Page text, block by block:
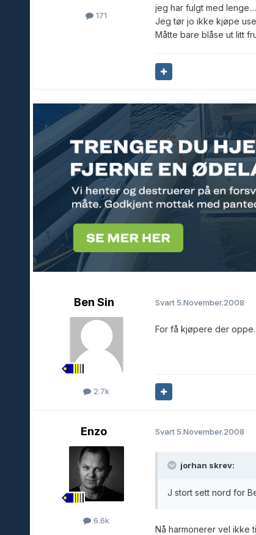
171
jeg har fulgt med
Jeg tør jo ikke kjøpe
Måtte bare blåse ut litt
Ben Sin
2.7k
Svart 5.November.2008
For få kjøpere der oppe.
Enzo
6.6k
Svart 5.November.2008
jorhan skrev:
J stort sett nord for
Nå harmonerer vel ikke